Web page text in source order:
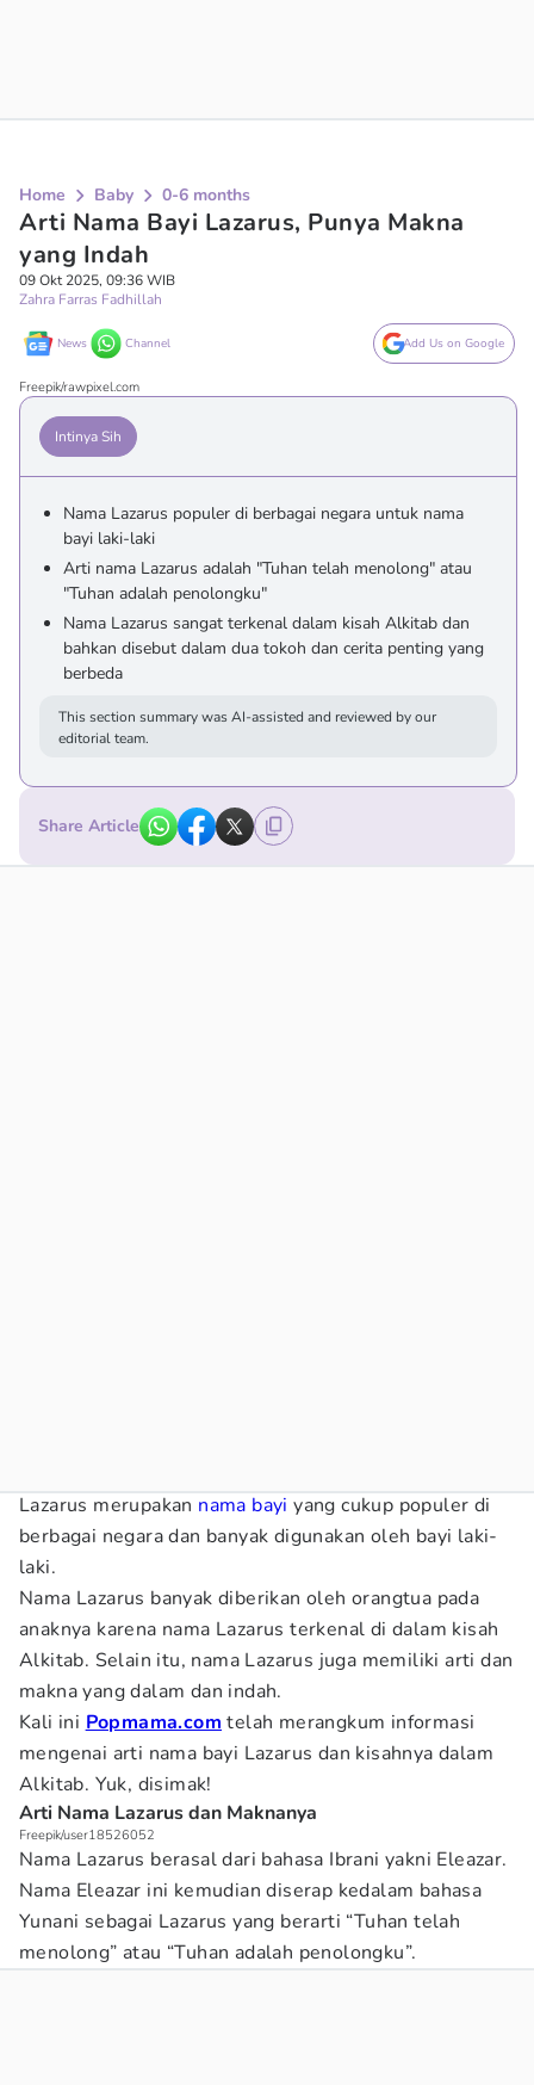
Home Baby 0-6 months
Arti Nama Bayi Lazarus, Punya Makna
yang Indah
09 Okt 2025, 09:36 WIB
Zahra Farras Fadhillah
News Channel Add Us on Google
Freepik/rawpixel.com
Intinya Sih
Nama Lazarus populer di berbagai negara untuk nama
bayi laki-laki
Arti nama Lazarus adalah "Tuhan telah menolong" atau
"Tuhan adalah penolongku"
Nama Lazarus sangat terkenal dalam kisah Alkitab dan
bahkan disebut dalam dua tokoh dan cerita penting yang
berbeda
This section summary was AI-assisted and reviewed by our
editorial team.
Share Article
Lazarus merupakan nama bayi yang cukup populer di
berbagai negara dan banyak digunakan oleh bayi laki-
laki.
Nama Lazarus banyak diberikan oleh orangtua pada
anaknya karena nama Lazarus terkenal di dalam kisah
Alkitab. Selain itu, nama Lazarus juga memiliki arti dan
makna yang dalam dan indah.
Kali ini Popmama.com telah merangkum informasi
mengenai arti nama bayi Lazarus dan kisahnya dalam
Alkitab. Yuk, disimak!
Arti Nama Lazarus dan Maknanya
Freepik/user18526052
Nama Lazarus berasal dari bahasa Ibrani yakni Eleazar.
Nama Eleazar ini kemudian diserap kedalam bahasa
Yunani sebagai Lazarus yang berarti “Tuhan telah
menolong” atau “Tuhan adalah penolongku”.